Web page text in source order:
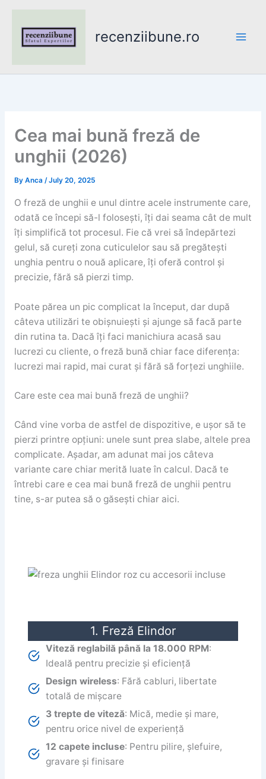
content
recenziibune.ro
Cea mai bună freză de
unghii (2026)
By Anca /July 20, 2025
O freză de unghii e unul dintre acele instrumente care,
odată ce începi să-l folosești, îți dai seama cât de mult
îți simplifică tot procesul. Fie că vrei să îndepărtezi
gelul, să cureți zona cuticulelor sau să pregătești
unghia pentru o nouă aplicare, îți oferă control și
precizie, fără să pierzi timp.
Poate părea un pic complicat la început, dar după
câteva utilizări te obișnuiești și ajunge să facă parte
din rutina ta. Dacă îți faci manichiura acasă sau
lucrezi cu cliente, o freză bună chiar face diferența:
lucrezi mai rapid, mai curat și fără să forțezi unghiile.
Care este cea mai bună freză de unghii?
Când vine vorba de astfel de dispozitive, e ușor să te
pierzi printre opțiuni: unele sunt prea slabe, altele prea
complicate. Așadar, am adunat mai jos câteva
variante care chiar merită luate în calcul. Dacă te
întrebi care e cea mai bună freză de unghii pentru
tine, s-ar putea să o găsești chiar aici.
1. Freză Elindor
Viteză reglabilă până la 18.000 RPM:
Ideală pentru precizie și eficiență
Design wireless: Fără cabluri, libertate
totală de mișcare
3 trepte de viteză: Mică, medie și mare,
pentru orice nivel de experiență
12 capete incluse: Pentru pilire, șlefuire,
gravare și finisare